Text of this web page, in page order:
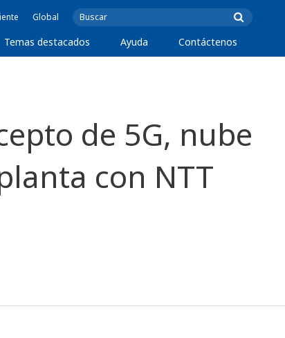
Global
Temas destacados Ayuda Contáctenos
de 5G, nube
con NTT